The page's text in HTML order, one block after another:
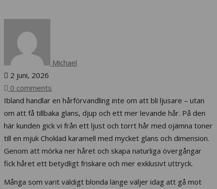
Michael
2 juni, 2026
0 comments
Ibland handlar en hårförvandling inte om att bli ljusare – utan
om att få tillbaka glans, djup och ett mer levande hår. På den
här kunden gick vi från ett ljust och torrt hår med ojämna toner
till en mjuk Choklad karamell med mycket glans och dimension.
Genom att mörka ner håret och skapa naturliga övergångar
fick håret ett betydligt friskare och mer exklusivt uttryck.
Många som varit väldigt blonda länge väljer idag att gå mot